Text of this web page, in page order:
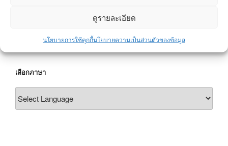
ดูรายละเอียด
นโยบายการใช้คุกกี้นโยบายความเป็นส่วนตัวของข้อมูล
สอบถามข้อมูล
เลือกภาษา